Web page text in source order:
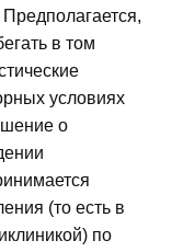
в том
условиях
о
(то есть в
по